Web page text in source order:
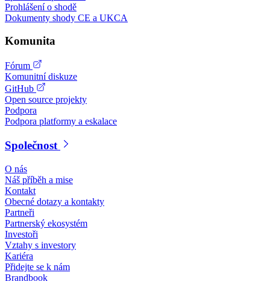
Prohlášení o shodě
Dokumenty shody CE a UKCA
Komunita
Fórum
Komunitní diskuze
GitHub
Open source projekty
Podpora
Podpora platformy a eskalace
Společnost
O nás
Náš příběh a mise
Kontakt
Obecné dotazy a kontakty
Partneři
Partnerský ekosystém
Investoři
Vztahy s investory
Kariéra
Přidejte se k nám
Brandbook